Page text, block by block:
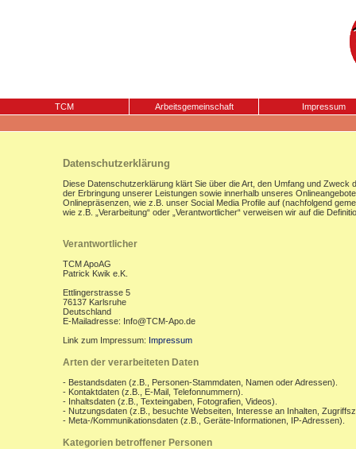
TCM Arbeitsgemeinschaft Impressum
Datenschutzerklärung
Diese Datenschutzerklärung klärt Sie über die Art, den Umfang und
der Erbringung unserer Leistungen sowie innerhalb unseres
Onlinepräsenzen, wie z.B. unser Social Media Profile auf (nachfolgend
wie z.B. „Verarbeitung“ oder „Verantwortlicher“ verweisen wir auf die
Verantwortlicher
TCM ApoAG
Patrick Kwik e.K.
Ettlingerstrasse 5
76137 Karlsruhe
Deutschland
E-Mailadresse: Info@TCM-Apo.de
Link zum Impressum: Impressum
Arten der verarbeiteten Daten
- Bestandsdaten (z.B., Personen-Stammdaten, Namen oder Adressen).
- Kontaktdaten (z.B., E-Mail, Telefonnummern).
- Inhaltsdaten (z.B., Texteingaben, Fotografien, Videos).
- Nutzungsdaten (z.B., besuchte Webseiten, Interesse an Inhalten,
- Meta-/Kommunikationsdaten (z.B., Geräte-Informationen, IP-Adressen).
Kategorien betroffener Personen